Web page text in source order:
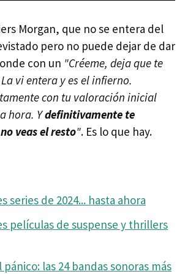
Morgan, que no se entera del
pero no puede dejar de dar
con un "Créeme, deja que te
vi entera y es el infierno.
con tu valoración inicial
hora. Ydefinitivamente te
veas el resto". Es lo que hay.
series de 2024... hasta ahora
películas de suspense y thrillers
pánico: las 24 bandas sonoras más